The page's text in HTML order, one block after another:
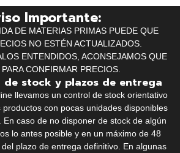
Importante:
DE MATERIAS PRIMAS PUEDE QUE
NO ESTÉN ACTUALIZADOS.
ENTENDIDOS, ACONSEJAMOS QUE
CONFIRMAR PRECIOS.
de stock y plazos de entrega
llevamos un control de stock orientativo
con pocas unidades disponibles
En caso de no disponer de stock de algún
lo antes posible y en un máximo de 48
plazo de entrega definitivo. En algunas